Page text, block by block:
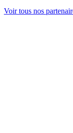
Voir tous nos